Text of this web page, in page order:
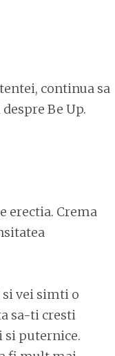
continua sa
Be Up.
erectia. Crema
si vei simti o
sa-ti cresti
puternice.